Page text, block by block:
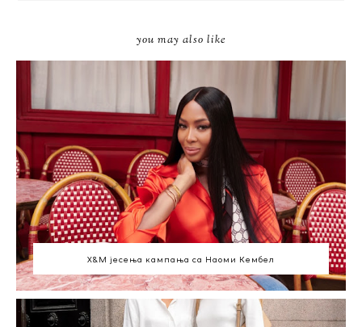
you may also like
Х&М јесења кампања са Наоми Кембел